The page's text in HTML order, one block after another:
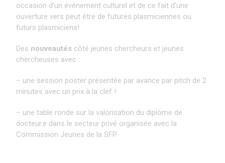
occasion d’un événement culturel et de ce fait d’une
ouverture vers peut être de futures plasmiciennes ou
futurs plasmiciens!
Des nouveautés côté jeunes chercheurs et jeunes
chercheuses avec :
– une session poster présentée par avance par pitch de 2
minutes avec un prix à la clef !
– une table ronde sur la valorisation du diplôme de
docteur.e dans le secteur privé organisée avec la
Commission Jeunes de la SFP.